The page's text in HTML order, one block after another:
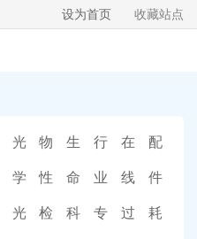
设为首页 收藏站点
光
学
光
物
性
检
生
命
科
行
业
专
在
线
过
配
件
耗